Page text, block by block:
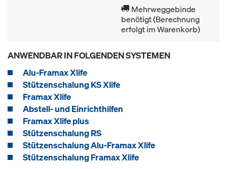
Mehrweggebinde
benötigt (Berechnung
erfolgt im Warenkorb)
ANWENDBAR IN FOLGENDEN SYSTEMEN
Alu-Framax Xlife
Stützenschalung KS Xlife
Framax Xlife
Abstell- und Einrichthilfen
Framax Xlife plus
Stützenschalung RS
Stützenschalung Alu-Framax Xlife
Stützenschalung Framax Xlife